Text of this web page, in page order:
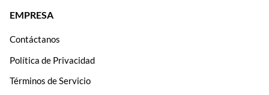
EMPRESA
Contáctanos
Política de Privacidad
Términos de Servicio